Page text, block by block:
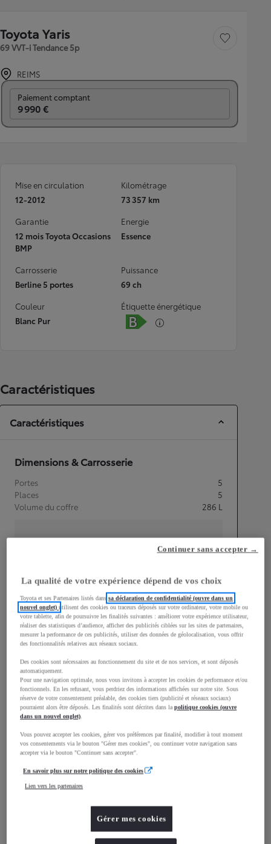
Toyota Yaris
69 VVT-i Tendance 5p
Sauvegarder le
REIMS
Paiement comptant
9 990 €
Mise en circulation
12-2012
Kilométrage
73 357 km
Garantie
12 mois Toyota Occasions
BMP
Energie
Essence
Carrosserie
Berline 5 portes
Puissance
69 ch
Couleur
Blanc Pur
Étiquette énergétique
Caractéristiques
Caractéristiques
Dimensions & Carrosserie
Portes
5
Places
5
Volume du coffre
286 L
Longueur
3 885mm
Hauteur
1 510
mm
Consommation mixte
La qualité de votre expérience dépend de vos choix
Toyota et ses Partenaires listés danssa déclaration de confidentialité (ouvre dans un
nouvel onglet)utilisent des cookies ou traceurs déposés sur votre ordinateur, votre mobile ou
votre tablette, afin de poursuivre les finalités suivantes : améliorer votre expérience utilisateur,
réaliser des statistiques d’audience, afficher des publicités ciblées sur les sites de partenaires,
mesurer la performance de ces publicités, utiliser des données de géolocalisation, vous offrir
des fonctionnalités relatives aux réseaux sociaux.
Des cookies sont nécessaires au fonctionnement du site et de nos services, et sont déposés
automatiquement.
Pour une navigation optimale, nous vous invitons à accepter les cookies de performance et/ou
fonctionnels. En les refusant, vous perdriez des informations affichées sur notre site. Sous
réserve de votre consentement préalable, des cookies tiers (publicité et réseaux sociaux)
pourraient alors être déposés. Les finalités sont décrites dans lapolitique cookies (ouvre
dans un nouvel onglet).
Vous pouvez accepter les cookies, gérer vos préférences par finalité, modifier à tout moment
vos consentements via le bouton "Gérer mes cookies", ou continuer votre navigation sans
accepter via le bouton "Continuer sans accepter".
En savoir plus sur notre politique des cookies
Lien vers les partenaires
Gérer mes cookies
Continuer sans accepter →